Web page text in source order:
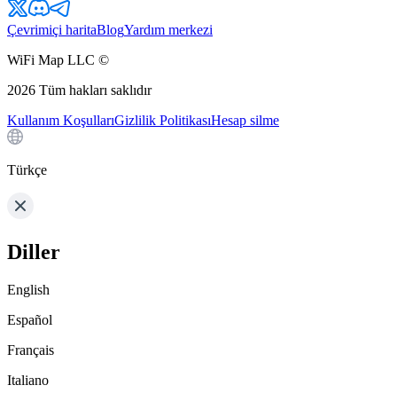
Çevrimiçi haritaBlogYardım merkezi
WiFi Map LLC ©
2026 Tüm hakları saklıdır
Kullanım KoşullarıGizlilik PolitikasıHesap silme
Türkçe
Diller
English
Español
Français
Italiano